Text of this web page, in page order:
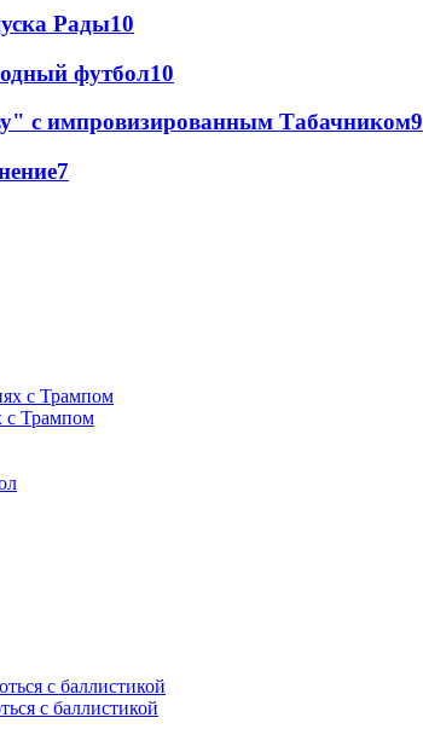
Рады10
футбол10
с импровизированным Табачником9
7
с Трампом
с баллистикой